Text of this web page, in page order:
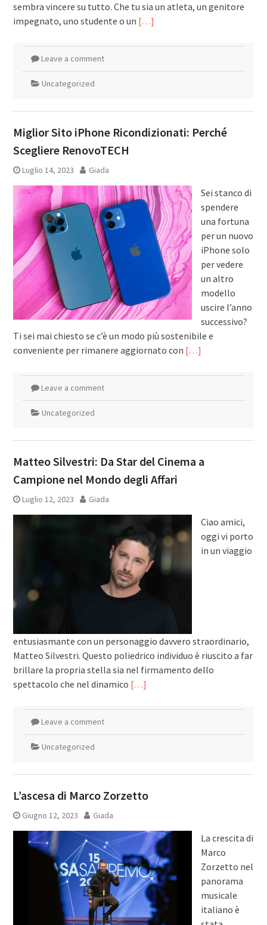
sembra vincere su tutto. Che tu sia un atleta, un genitore
impegnato, uno studente o un […]
Leave a comment
Uncategorized
Miglior Sito iPhone Ricondizionati: Perché
Scegliere RenovoTECH
Luglio 14, 2023 Giada
Sei stanco di
spendere
una fortuna
per un nuovo
iPhone solo
per vedere
un altro
modello
uscire l’anno
successivo?
Ti sei mai chiesto se c’è un modo più sostenibile e
conveniente per rimanere aggiornato con […]
Leave a comment
Uncategorized
Matteo Silvestri: Da Star del Cinema a
Campione nel Mondo degli Affari
Luglio 12, 2023 Giada
Ciao amici,
oggi vi porto
in un viaggio
entusiasmante con un personaggio davvero straordinario,
Matteo Silvestri. Questo poliedrico individuo è riuscito a far
brillare la propria stella sia nel firmamento dello
spettacolo che nel dinamico […]
Leave a comment
Uncategorized
L’ascesa di Marco Zorzetto
Giugno 12, 2023 Giada
La crescita di
Marco
Zorzetto nel
panorama
musicale
italiano è